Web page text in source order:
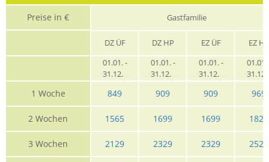
Preise in € Gastfamilie
DZ ÜF DZ HP EZ ÜF
EZ HP
01.01. -
31.12.
01.01. -
31.12.
01.01. -
31.12.
01.01.
1 Woche 849 909 909 969
2 Wochen 1565 1699 1699 1829
3 Wochen 2129 2329 2329 2529